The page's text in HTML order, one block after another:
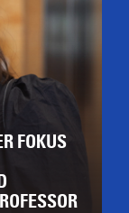
FOKUS